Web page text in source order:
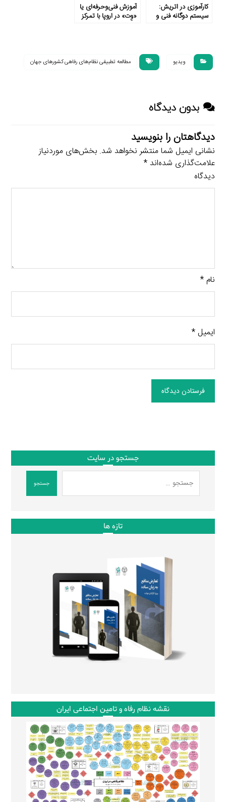
کارآموزی در اتریش:
سیستم دوگانه فنی و
آموزش فنی‌وحرفه‌ای یا
«وِت» در اروپا با تمرکز
ویدیو مطالعه تطبیقی نظام‌های رفاهی کشورهای جهان
بدون دیدگاه
دیدگاهتان را بنویسید
نشانی ایمیل شما منتشر نخواهد شد. بخش‌های موردنیاز
علامت‌گذاری شده‌اند*
دیدگاه
نام*
ایمیل*
فرستادن دیدگاه
جستجو در سایت
جستجو
تازه ها
نقشه نظام رفاه و تامین اجتماعی ایران